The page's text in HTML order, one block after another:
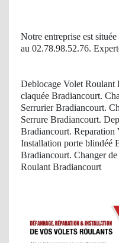
Notre entreprise est
au 02.78.98.52.76.
Deblocage Volet Roulant
claquée Bradiancourt.
Serrurier Bradiancourt.
Serrure Bradiancourt.
Bradiancourt. Reparation
Installation porte blindéé
Bradiancourt. Changer
Roulant Bradiancourt